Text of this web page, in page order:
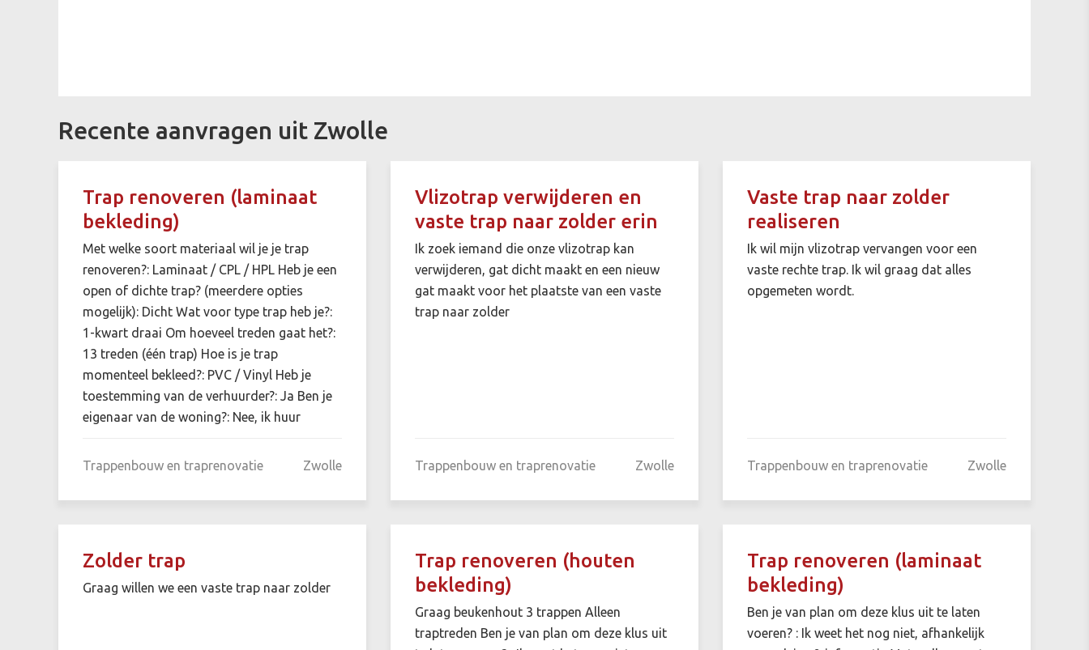
Recente aanvragen uit Zwolle
Trap renoveren (laminaat
bekleding)
Met welke soort materiaal wil je je trap
renoveren?: Laminaat / CPL / HPL Heb je een
open of dichte trap? (meerdere opties
mogelijk): Dicht Wat voor type trap heb je?:
1-kwart draai Om hoeveel treden gaat het?:
13 treden (één trap) Hoe is je trap
momenteel bekleed?: PVC / Vinyl Heb je
toestemming van de verhuurder?: Ja Ben je
eigenaar van de woning?: Nee, ik huur
Trappenbouw en traprenovatie Zwolle
Vlizotrap verwijderen en
vaste trap naar zolder erin
Ik zoek iemand die onze vlizotrap kan
verwijderen, gat dicht maakt en een nieuw
gat maakt voor het plaatste van een vaste
trap naar zolder
Trappenbouw en traprenovatie Zwolle
Vaste trap naar zolder
realiseren
Ik wil mijn vlizotrap vervangen voor een
vaste rechte trap. Ik wil graag dat alles
opgemeten wordt.
Trappenbouw en traprenovatie Zwolle
Zolder trap
Graag willen we een vaste trap naar zolder
Trap renoveren (houten
bekleding)
Graag beukenhout 3 trappen Alleen
traptreden Ben je van plan om deze klus uit
Trap renoveren (laminaat
bekleding)
Ben je van plan om deze klus uit te laten
voeren? : Ik weet het nog niet, afhankelijk